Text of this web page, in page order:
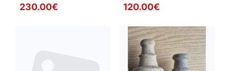
230.00€ 120.00€